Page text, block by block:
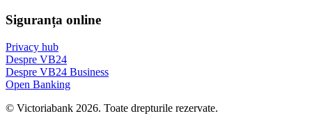
Siguranța online
Privacy hub
Despre VB24
Despre VB24 Business
Open Banking
© Victoriabank 2026. Toate drepturile rezervate.